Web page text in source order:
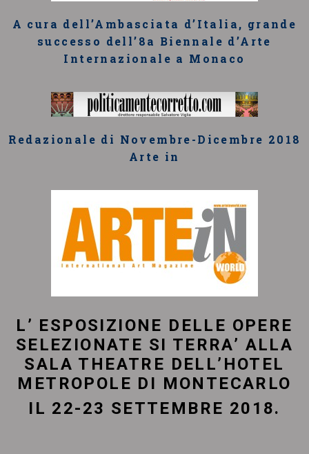
A cura dell’Ambasciata d’Italia, grande
successo dell’8a Biennale d’Arte
Internazionale a Monaco
Redazionale di Novembre-Dicembre 2018
Arte in
L’ ESPOSIZIONE DELLE OPERE
SELEZIONATE SI TERRA’ ALLA
SALA THEATRE DELL’HOTEL
METROPOLE DI MONTECARLO
IL 22-23 SETTEMBRE 2018.